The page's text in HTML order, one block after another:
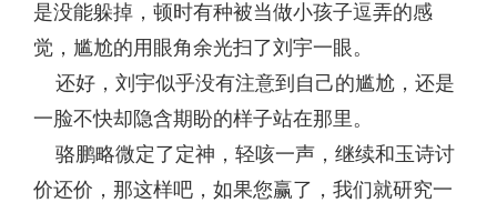
是没能躲掉，顿时有种被当做小孩子逗弄的感
觉，尴尬的用眼角余光扫了刘宇一眼。
还好，刘宇似乎没有注意到自己的尴尬，还是
一脸不快却隐含期盼的样子站在那里。
骆鹏略微定了定神，轻咳一声，继续和玉诗讨
价还价，那这样吧，如果您赢了，我们就研究一